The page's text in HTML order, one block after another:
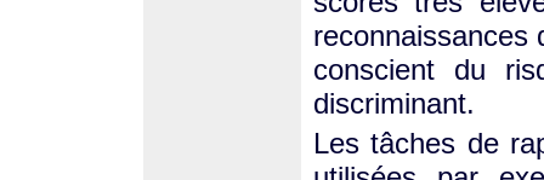
reconnaissances
conscient du
discriminant.
Les tâches de